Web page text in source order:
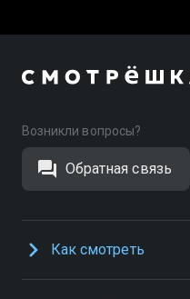
Возникли вопросы?
Обратная связь
Как смотреть